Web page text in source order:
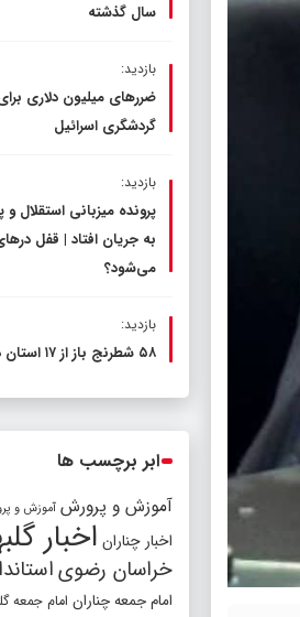
سال گذشته
بازدید:
ضررهای میلیون دلاری
گردشگری اسرائیل
بازدید:
پرونده میزبانی استقلال
به جریان افتاد | قفل
می‌شود؟
بازدید:
۵۸ شطرنج‌ باز از ۱۷ استان در حال رقابت در گلمکان
ابر برچسب ها
آموزش و پرورش آموزش و
اخبار چناران اخبار
خراسان رضوی
امام جمعه چناران امام جمعه